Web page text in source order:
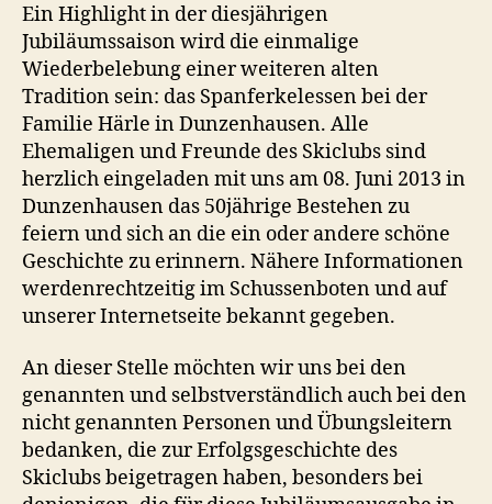
Ein Highlight in der diesjährigen
Jubiläumssaison wird die einmalige
Wiederbelebung einer weiteren alten
Tradition sein: das Spanferkelessen bei der
Familie Härle in Dunzenhausen. Alle
Ehemaligen und Freunde des Skiclubs sind
herzlich eingeladen mit uns am 08. Juni 2013 in
Dunzenhausen das 50jährige Bestehen zu
feiern und sich an die ein oder andere schöne
Geschichte zu erinnern. Nähere Informationen
werdenrechtzeitig im Schussenboten und auf
unserer Internetseite bekannt gegeben.
An dieser Stelle möchten wir uns bei den
genannten und selbstverständlich auch bei den
nicht genannten Personen und Übungsleitern
bedanken, die zur Erfolgsgeschichte des
Skiclubs beigetragen haben, besonders bei